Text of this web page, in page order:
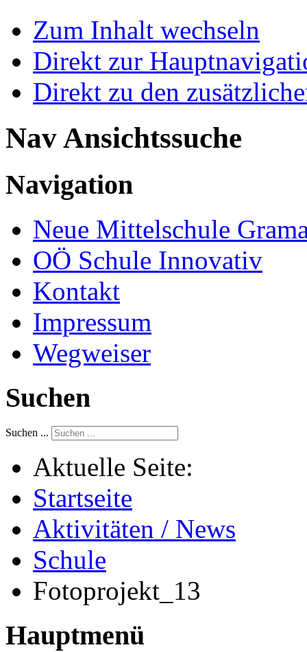
Zum Inhalt wechseln
Direkt zur
Direkt zu den
Nav Ansichtssuche
Navigation
Neue Mittelschule
OÖ Schule Innovativ
Kontakt
Impressum
Wegweiser
Suchen
Suchen ...
Aktuelle Seite:
Startseite
Aktivitäten / News
Schule
Fotoprojekt_13
Hauptmenü